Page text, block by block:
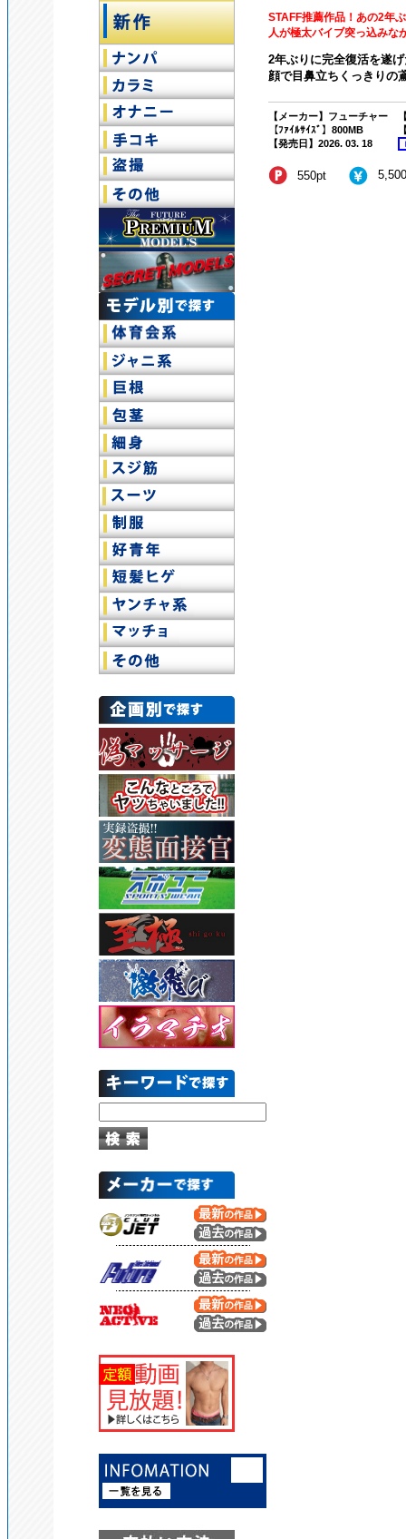
STAFF推薦作品！あの2年
人が極太バイブ突っ込みな
2年ぶりに完全復活を遂
顔で目鼻立ちくっきりの
【メーカー】フューチャー
【ﾌｧｲﾙｻｲｽﾞ】800MB
【発売日】2026. 03. 18
550pt